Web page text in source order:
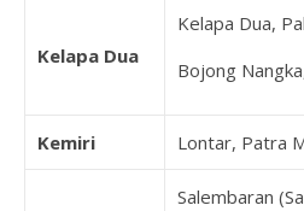
Kelapa Dua
Kelapa Dua,
Bojong
Kemiri Lontar, Patra
Salembaran